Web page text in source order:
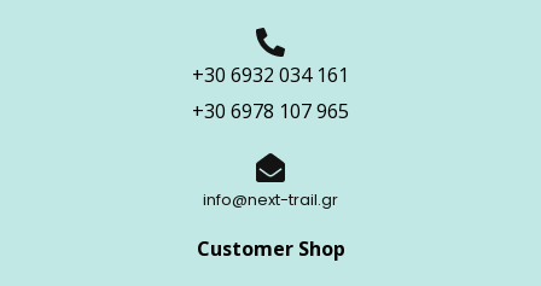
+30 6932 034 161
+30 6978 107 965
info@next-trail.gr
Customer Shop